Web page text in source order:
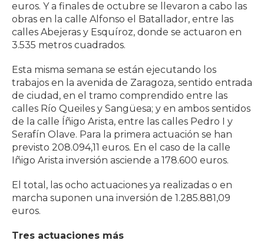
euros. Y a finales de octubre se llevaron a cabo las
obras en la calle Alfonso el Batallador, entre las
calles Abejeras y Esquíroz, donde se actuaron en
3.535 metros cuadrados.
Esta misma semana se están ejecutando los
trabajos en la avenida de Zaragoza, sentido entrada
de ciudad, en el tramo comprendido entre las
calles Río Queiles y Sangüesa; y en ambos sentidos
de la calle Íñigo Arista, entre las calles Pedro I y
Serafín Olave. Para la primera actuación se han
previsto 208.094,11 euros. En el caso de la calle
Iñigo Arista inversión asciende a 178.600 euros.
El total, las ocho actuaciones ya realizadas o en
marcha suponen una inversión de 1.285.881,09
euros.
Tres actuaciones más